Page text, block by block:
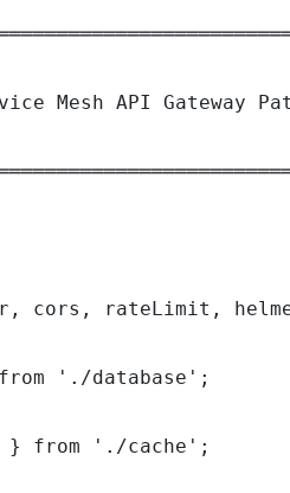
Mesh API Gateway
cors, rateLimit,
'./database';
} from './cache';